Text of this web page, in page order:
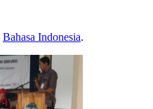
Bahasa Indonesia.